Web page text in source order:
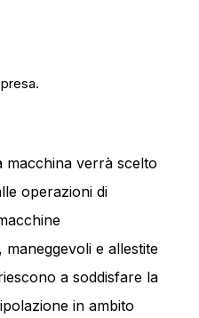
macchina verrà scelto
operazioni di
e allestite
a soddisfare la
in ambito